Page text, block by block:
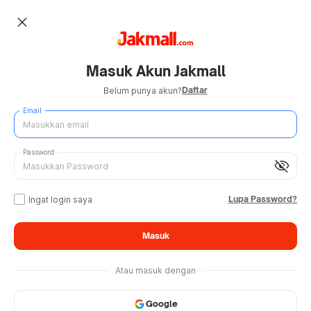
close
Masuk Akun Jakmall
Belum punya akun?Daftar
Email
visibility_off
Password
Ingat login saya Lupa Password?
Masuk
Atau masuk dengan
Google